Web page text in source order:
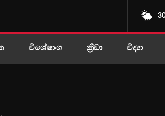
විශේෂාංග ක්‍රීඩා විද්‍යා